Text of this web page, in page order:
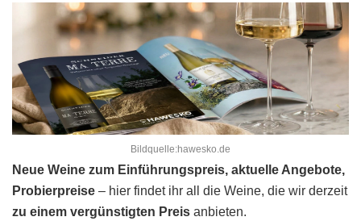
Bildquelle:hawesko.de
Neue Weine zum Einführungspreis, aktuelle Angebote,
Probierpreise – hier findet ihr all die Weine, die wir derzeit
zu einem vergünstigten Preis anbieten.